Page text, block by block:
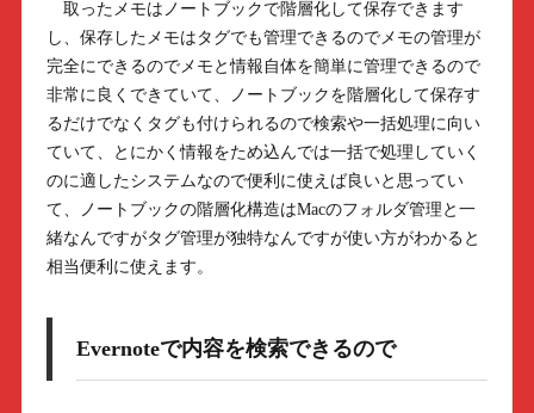
取ったメモはノートブックで階層化して保存できます
し、保存したメモはタグでも管理できるのでメモの管理が
完全にできるのでメモと情報自体を簡単に管理できるので
非常に良くできていて、ノートブックを階層化して保存す
るだけでなくタグも付けられるので検索や一括処理に向い
ていて、とにかく情報をため込んでは一括で処理していく
のに適したシステムなので便利に使えば良いと思ってい
て、ノートブックの階層化構造はMacのフォルダ管理と一
緒なんですがタグ管理が独特なんですが使い方がわかると
相当便利に使えます。
Evernoteで内容を検索できるので